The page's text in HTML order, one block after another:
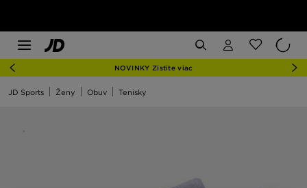
NOVINKY Zistite viac
JD Sports Ženy Obuv Tenisky